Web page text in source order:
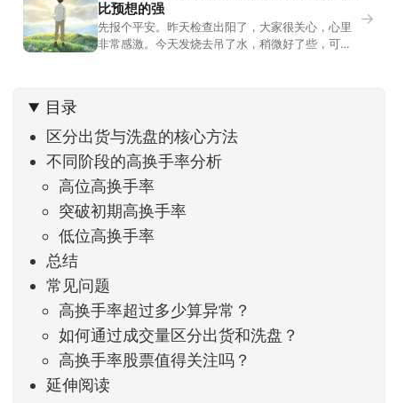
比预想的强
先报个平安。昨天检查出阳了，大家很关心，心里
非常感激。今天发烧去吊了水，稍微好了些，可没
去相差不大，但细看下来，跌幅超过3%的只有不到
→
目录
区分出货与洗盘的核心方法
不同阶段的高换手率分析
高位高换手率
突破初期高换手率
低位高换手率
总结
常见问题
高换手率超过多少算异常？
如何通过成交量区分出货和洗盘？
高换手率股票值得关注吗？
延伸阅读